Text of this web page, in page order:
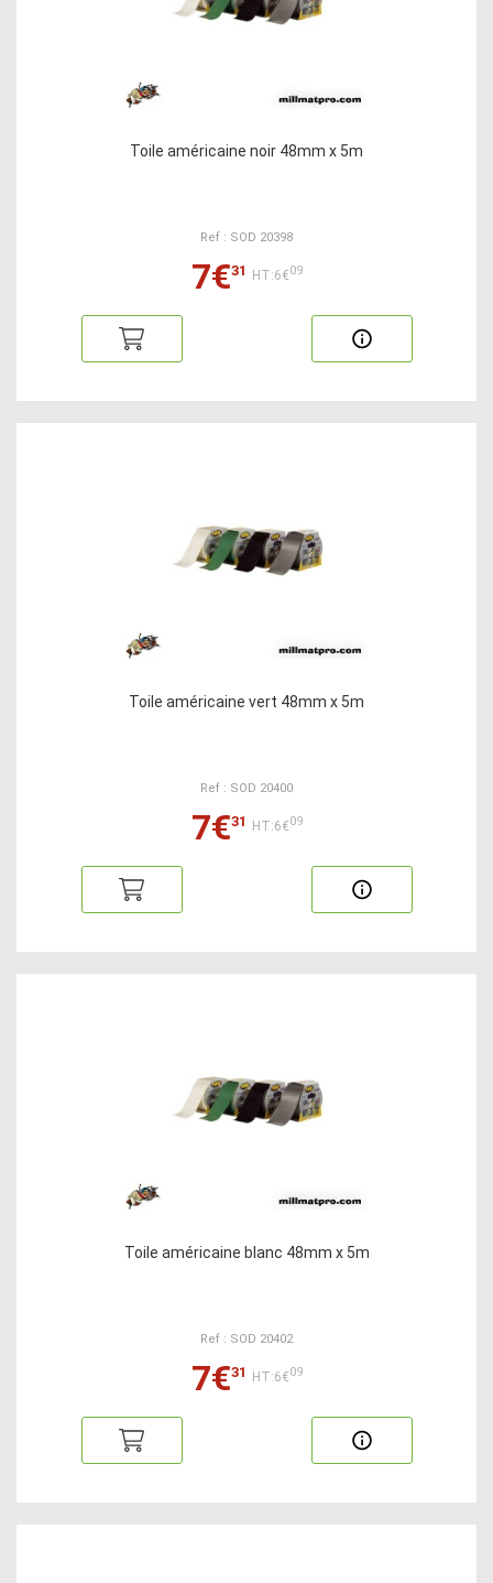
Toile américaine noir 48mm x 5m
Ref : SOD 20398
7€31 HT:6€09
Toile américaine vert 48mm x 5m
Ref : SOD 20400
7€31 HT:6€09
Toile américaine blanc 48mm x 5m
Ref : SOD 20402
7€31 HT:6€09